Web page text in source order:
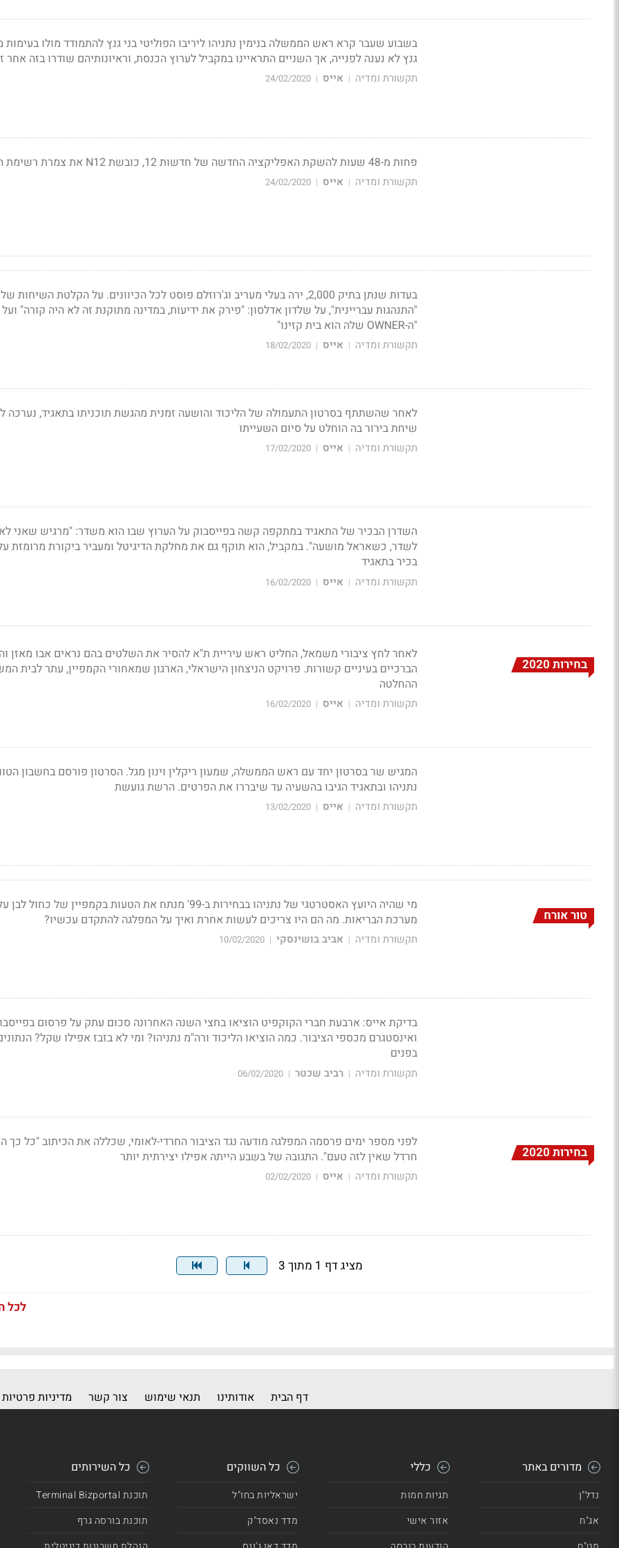
בשבוע שעבר קרא ראש הממשלה בנימין נתניהו ליריבו הפוליטי בני גנץ להתמודד מולו בעימות
גנץ לא נענה לפנייה, אך השניים התראיינו במקביל לערוץ הכנסת, וראיונותיהם שודרו בזה אחר
תקשורת ומדיה | אייס |
24/02/2020
פחות מ-48 שעות להשקת האפליקציה החדשה של חדשות 12, כובשת N12 את צמרת רשימת ההורדות
תקשורת ומדיה | אייס |
24/02/2020
בעדות שנתן בתיק 2,000, ירה בעלי מעריב וג'רוזלם פוסט לכל הכיוונים. על הקלטת השיחות
"התנהגות עבריינית", על שלדון אדלסון: "פירק את ידיעות, במדינה מתוקנת זה לא היה קורה"
"ה-OWNER שלה הוא בית קזינו"
תקשורת ומדיה | אייס |
18/02/2020
לאחר שהשתתף בסרטון התעמולה של הליכוד והושעה זמנית מהגשת תוכניתו בתאגיד, נערכה
שיחת בירור בה הוחלט על סיום השעייתו
תקשורת ומדיה | אייס |
17/02/2020
השדרן הבכיר של התאגיד במתקפה קשה בפייסבוק על הערוץ שבו הוא משדר: "מרגיש שאני לא
לשדר, כשאראל מושעה". במקביל, הוא תוקף גם את מחלקת הדיגיטל ומעביר ביקורת מרומזת
בכיר בתאגיד
תקשורת ומדיה | אייס |
16/02/2020
בחירות 2020
לאחר לחץ ציבורי משמאל, החליט ראש עיריית ת"א להסיר את השלטים בהם נראים אבו מאזן
הברכיים בעיניים קשורות. פרויקט הניצחון הישראלי, הארגון שמאחורי הקמפיין, עתר לבית
ההחלטה
תקשורת ומדיה | אייס |
16/02/2020
המגיש שר בסרטון יחד עם ראש הממשלה, שמעון ריקלין וינון מגל. הסרטון פורסם בחשבון
נתניהו ובתאגיד הגיבו בהשעיה עד שיבררו את הפרטים. הרשת גועשת
תקשורת ומדיה | אייס |
13/02/2020
טור אורח
מי שהיה היועץ האסטרטגי של נתניהו בבחירות ב-99' מנתח את הטעות בקמפיין של
מערכת הבריאות. מה הם היו צריכים לעשות אחרת ואיך על המפלגה להתקדם עכשיו?
תקשורת ומדיה | אביב בושינסקי |
10/02/2020
בדיקת אייס: ארבעת חברי הקוקפיט הוציאו בחצי השנה האחרונה סכום עתק על פרסום
ואינסטגרם מכספי הציבור. כמה הוציאו הליכוד ורה"מ נתניהו? ומי לא בזבז אפילו שקל?
בפנים
תקשורת ומדיה | רביב שכטר |
06/02/2020
בחירות 2020
לפני מספר ימים פרסמה המפלגה מודעה נגד הציבור החרדי-לאומי, שכללה את הכיתוב "כל כך
חרדל שאין לזה טעם". התגובה של בשבע הייתה אפילו יצירתית יותר
תקשורת ומדיה | אייס |
02/02/2020
מציג דף 1 מתוך 3
לכל
דף הבית אודותינו תנאי שימוש צור קשר מדיניות פרטיות
מדורים באתר
נדל"ן
אג"ח
כללי
תגיות חמות
אזור אישי
כל השווקים
ישראליות בחו"ל
מדד נאסד"ק
כל השירותים
תוכנת Terminal Bizportal
תוכנת בורסה גרף